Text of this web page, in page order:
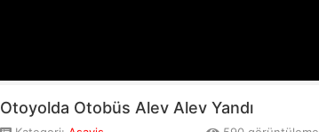
Otoyolda Otobüs Alev Alev Yandı